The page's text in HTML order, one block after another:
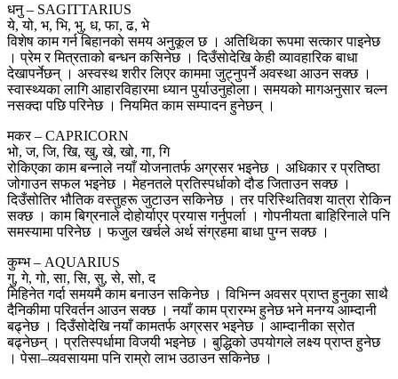
धनु – SAGITTARIUS
ये, यो, भ, भि, भु, ध, फा, ढ, भे
विशेष काम गर्न बिहानकाे समय अनुकूल छ । अतिथिका रूपमा सत्कार पाइनेछ
। प्रेम र मित्रताको बन्धन कसिनेछ । दिउँसाेदेखि केही व्यावहारिक बाधा
देखापर्नेछन् । अस्वस्थ शरीर लिएर काममा जुट्नुपर्ने अवस्था आउन सक्छ ।
स्वास्थ्यका लागि आहारविहारमा ध्यान पुर्याउनुहोला। समयको मागअनुसार चल्न
नसक्दा पछि परिनेछ । नियमित काम सम्पादन हुनेछन् ।
मकर – CAPRICORN
भो, ज, जि, खि, खु, खे, खो, गा, गि
रोकिएका काम बन्नाले नयाँ योजनातर्फ अग्रसर भइनेछ । अधिकार र प्रतिष्ठा
जोगाउन सफल भइनेछ । मेहनतले प्रतिस्पर्धाको दौड जिताउन सक्छ ।
दिउँसोतिर भौतिक वस्तुहरू जुटाउन सकिनेछ । तर परिस्थितिवश यात्रा राेकिन
सक्छ । काम बिग्रनाले दाेहाेर्याएर प्रयास गर्नुपर्ला । गोपनीयता बाहिरिनाले पनि
समस्यामा परिनेछ । फजुल खर्चले अर्थ संग्रहमा बाधा पुग्न सक्छ ।
कुम्भ – AQUARIUS
गु, गे, गो, सा, सि, सु, से, सो, द
मिहिनेत गर्दा समयमै काम बनाउन सकिनेछ । विभिन्न अवसर प्राप्त हुनुका साथै
दैनिकीमा परिवर्तन आउन सक्छ । नयाँ काम प्रारम्भ हुनेछ भने मनग्य आम्दानी
बढ्नेछ । दिउँसोदेखि नयाँ कामतर्फ अग्रसर भइनेछ । आम्दानीका स्रोत
बढ्नेछन् । प्रतिस्पर्धामा विजयी भइनेछ । बुद्धिको उपयोगले लक्ष्य प्राप्त हुनेछ
। पेसा–व्यवसायमा पनि राम्राे लाभ उठाउन सकिनेछ ।